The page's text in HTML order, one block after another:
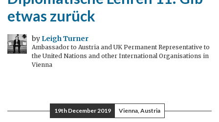
etwas zurück
by Leigh Turner
Ambassador to Austria and UK Permanent Representative to
the United Nations and other International Organisations in
Vienna
19th December 2019 Vienna, Austria